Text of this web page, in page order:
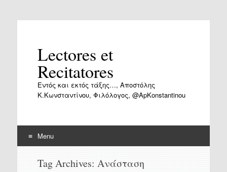
Lectores et
Recitatores
Εντός και εκτός τάξης…, Αποστόλης
Κ.Κωνσταντίνου, Φιλόλογος, @ApKonstantinou
Menu
Tag Archives: Ανάσταση